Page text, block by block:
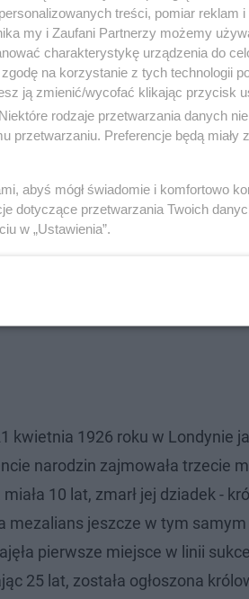
kwietnia 1926 roku w Londynie
narodzin zajmowała trzecie
10 lat, zmarł jej dziadek -
mezalians jeszcze w tym samym
pierwsze miejsce w linii
25 lat, została ogłoszona
treści, pomiar reklam
my i Zaufani Partnerzy możemy
charakterystykę urządzenia do
na korzystanie z tych technologii
ją zmienić/wycofać klikając przycisk
rodzaje przetwarzania danych
przetwarzaniu. Preferencje będą miały
abyś mógł świadomie i komfortowo
dotyczące przetwarzania Twoich
w „Ustawienia”.